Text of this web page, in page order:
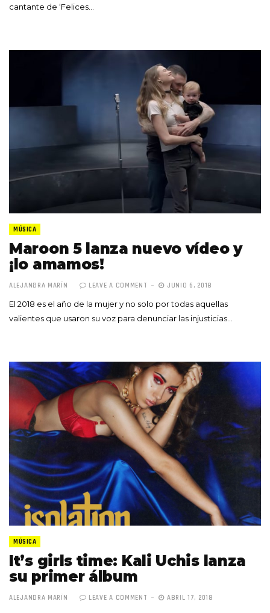
cantante de ‘Felices…
MÚSICA
Maroon 5 lanza nuevo vídeo y
¡lo amamos!
ALEJANDRA MARÍN LEAVE A COMMENT JUNIO 6, 2018
El 2018 es el año de la mujer y no solo por todas aquellas
valientes que usaron su voz para denunciar las injusticias…
MÚSICA
It’s girls time: Kali Uchis lanza
su primer álbum
ALEJANDRA MARÍN LEAVE A COMMENT ABRIL 17, 2018